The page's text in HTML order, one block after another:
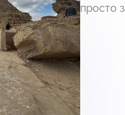
просто